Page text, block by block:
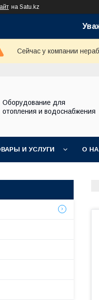
на Satu.kz
Сейчас у компании
Оборудование для
отопления и водоснабжения
И УСЛУГИ О